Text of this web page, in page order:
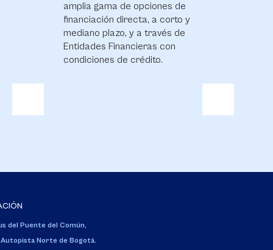
amplia gama de opciones de
financiación directa, a corto y
mediano plazo, y a través de
Entidades Financieras con
condiciones de crédito.
del Puente del Común,
Autopista Norte de Bogotá.